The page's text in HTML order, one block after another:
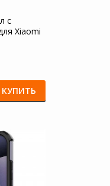
с
Xiaomi
КУПИТЬ